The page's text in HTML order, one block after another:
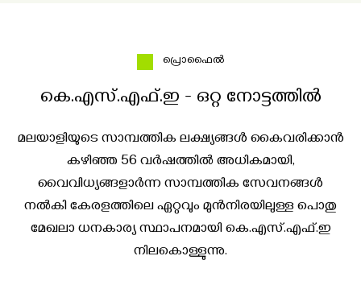
പ്രൊഫൈല്‍
കെ.എസ്.എഫ്.ഇ - ഒറ്റ നോട്ടത്തിൽ
മലയാളിയുടെ സാമ്പത്തിക ലക്ഷ്യങ്ങൾ കൈവരിക്കാൻ
കഴിഞ്ഞ 56 വർഷത്തിൽ അധികമായി,
വൈവിധ്യങ്ങളാർന്ന സാമ്പത്തിക സേവനങ്ങൾ
നൽകി കേരളത്തിലെ ഏറ്റവും മുൻനിരയിലുള്ള പൊതു
മേഖലാ ധനകാര്യ സ്ഥാപനമായി കെ.എസ്.എഫ്.ഇ
നിലകൊള്ളുന്നു.